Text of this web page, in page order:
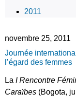
2011
novembre 25, 2011
Journée
l’égard des femmes
La I Rencontre
Caraïbes (Bogota,